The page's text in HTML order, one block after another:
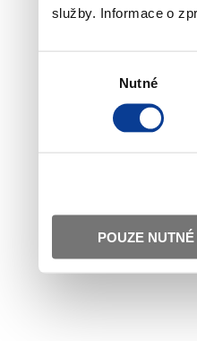
služby. Informace o
Nutné
POUZE